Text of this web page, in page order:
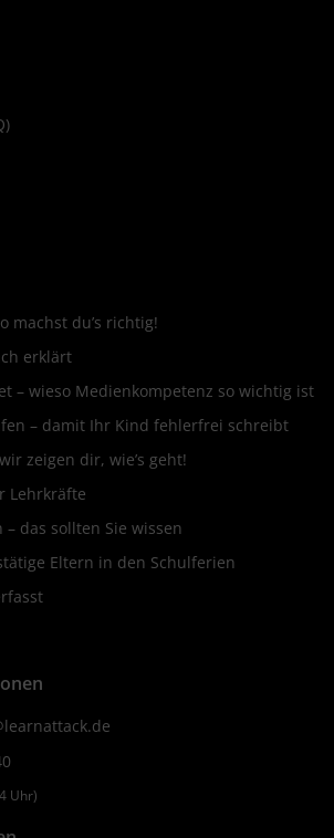
machst du’s richtig!
erklärt
– wieso Medienkompetenz so wichtig ist
– damit Ihr Kind fehlerfrei schreibt
zeigen dir, wie’s geht!
Lehrkräfte
– das sollten Sie wissen
Eltern in den Schulferien
Uhr)